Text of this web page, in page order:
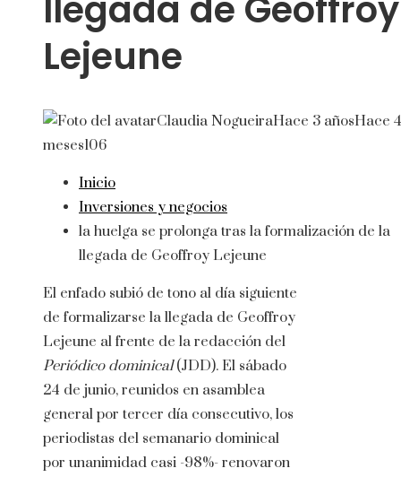
Lejeune
Claudia NogueiraHace 3 añosHace 4
meses106
Inicio
Inversiones y negocios
la huelga se prolonga tras la formalización de la
llegada de Geoffroy Lejeune
El enfado subió de tono al día siguiente
de formalizarse la llegada de Geoffroy
Lejeune al frente de la redacción del
Periódico dominical(JDD). El sábado
24 de junio, reunidos en asamblea
general por tercer día consecutivo, los
periodistas del semanario dominical
por unanimidad casi -98%- renovaron